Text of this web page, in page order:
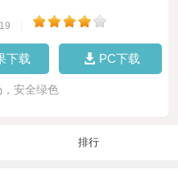
下载 PC下载
安全绿色
排行